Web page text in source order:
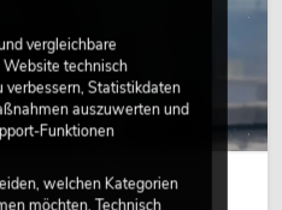
vergleichbare
technisch
Statistikdaten
auszuwerten und
Funktionen
welchen Kategorien
möchten. Technisch